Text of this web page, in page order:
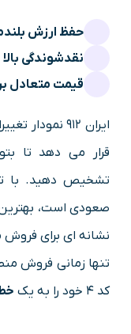
حفظ ارزش
نقدشوندگی بالا
قیمت متعادل
ایران ۹۱۲
قرار می دهد تا
تشخیص دهید. با
صعودی است،
نشانه ای برای
تنها زمانی فروش
کد ۴ خود را به یک